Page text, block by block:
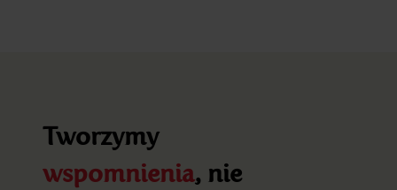
Tworzymy
wspomnienia, nie